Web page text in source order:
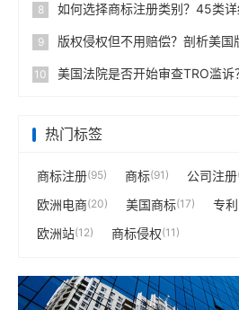
8 如何选择商标注册类别？45类
9 版权侵权但不用赔偿？剖析美国
10 美国法院是否开始审查TRO滥诉
热门标签
商标注册(95) 商标(91) 公司注册
欧洲电商(20) 美国商标(17) 专利
欧洲站(12) 商标侵权(11)